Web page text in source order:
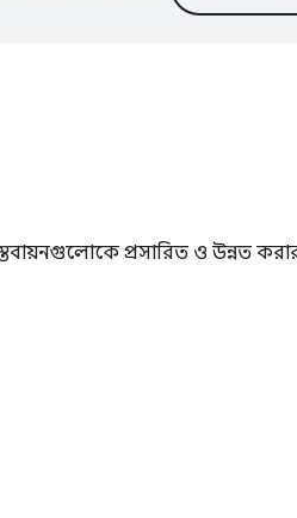
প্রসারিত ও উন্নত